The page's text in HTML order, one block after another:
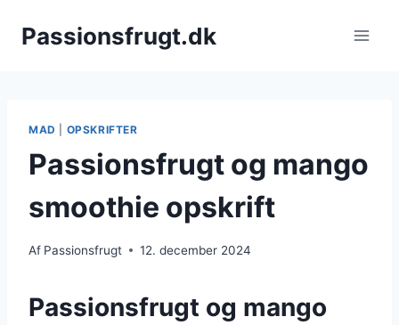
Passionsfrugt.dk
MAD OPSKRIFTER
Passionsfrugt og mango
smoothie opskrift
Af Passionsfrugt 12. december 2024
Passionsfrugt og mango